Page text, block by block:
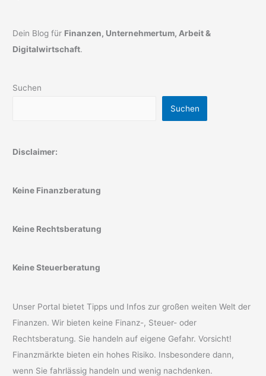
Dein Blog für Finanzen, Unternehmertum, Arbeit &
Digitalwirtschaft.
Suchen
Suchen
Disclaimer:
Keine Finanzberatung
Keine Rechtsberatung
Keine Steuerberatung
Unser Portal bietet Tipps und Infos zur großen weiten Welt der
Finanzen. Wir bieten keine Finanz-, Steuer- oder
Rechtsberatung. Sie handeln auf eigene Gefahr. Vorsicht!
Finanzmärkte bieten ein hohes Risiko. Insbesondere dann,
wenn Sie fahrlässig handeln und wenig nachdenken.